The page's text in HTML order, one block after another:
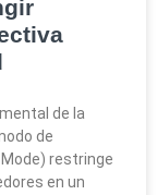
de la
de
restringe
en un